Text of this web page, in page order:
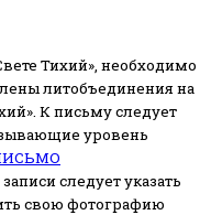
Тихий», необходимо
литобъединения на
К письму следует
уровень
следует указать
свою фотографию